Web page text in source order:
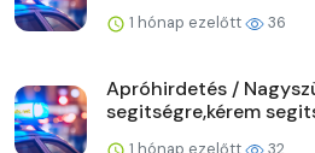
1 hónap ezelőtt 36
Apróhirdetés /
segitségre,kérem